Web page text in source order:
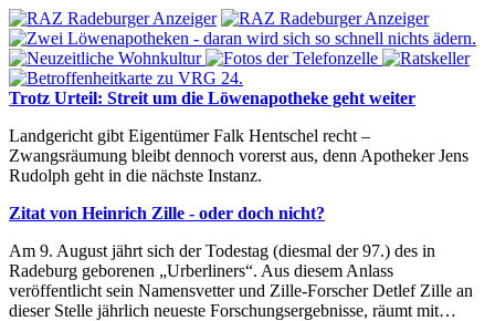
Trotz Urteil: Streit um die Löwenapotheke geht weiter
Landgericht gibt Eigentümer Falk Hentschel recht –
Zwangsräumung bleibt dennoch vorerst aus, denn Apotheker Jens
Rudolph geht in die nächste Instanz.
Zitat von Heinrich Zille - oder doch nicht?
Am 9. August jährt sich der Todestag (diesmal der 97.) des in
Radeburg geborenen „Urberliners“. Aus diesem Anlass
veröffentlicht sein Namensvetter und Zille-Forscher Detlef Zille an
dieser Stelle jährlich neueste Forschungsergebnisse, räumt mit…